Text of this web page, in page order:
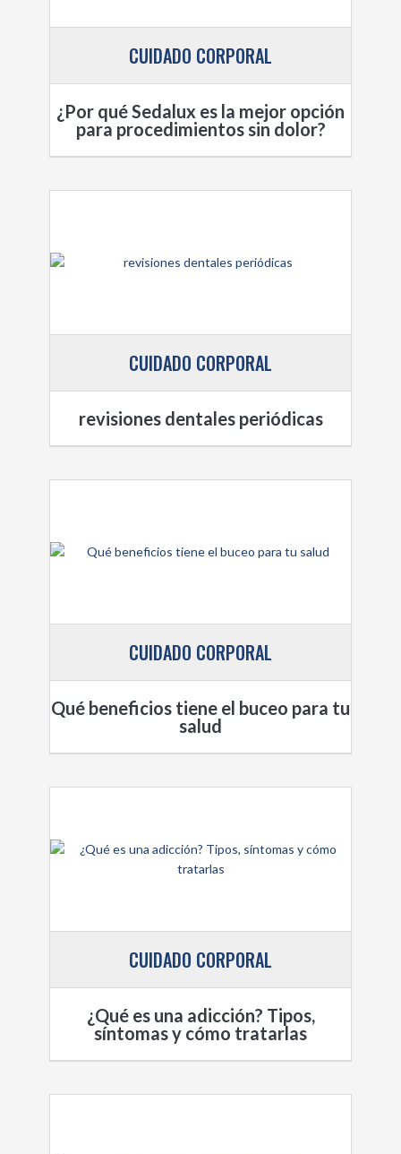
CUIDADO CORPORAL
¿Por qué Sedalux es la mejor opción
para procedimientos sin dolor?
CUIDADO CORPORAL
revisiones dentales periódicas
CUIDADO CORPORAL
Qué beneficios tiene el buceo para tu
salud
CUIDADO CORPORAL
¿Qué es una adicción? Tipos,
síntomas y cómo tratarlas